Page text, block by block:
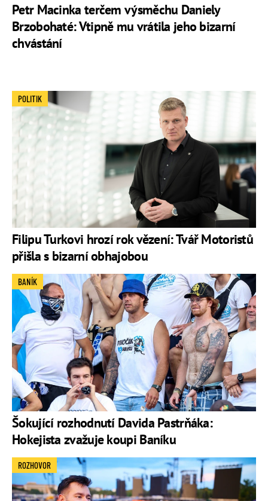
Petr Macinka terčem výsměchu Daniely
Brzobohaté: Vtipně mu vrátila jeho bizarní
chvástání
Filipu Turkovi hrozí rok vězení: Tvář Motoristů
přišla s bizarní obhajobou
POLITIK
Šokující rozhodnutí Davida Pastrňáka:
Hokejista zvažuje koupi Baníku
BANÍK
ROZHOVOR